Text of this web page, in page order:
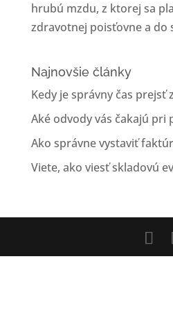
hrubú mzdu, z ktorej sa
zdravotnej poisťovne a do
Najnovšie články
Kedy je správny čas prejsť
Aké odvody vás čakajú
Ako správne vystaviť
Viete, ako viesť skladovú